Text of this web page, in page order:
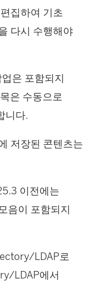
집하여 기초
다시 수행해야
은 포함되지
은 수동으로
니다.
저장된 콘텐츠는
이전에는
음이 포함되지
LDAP로
LDAP에서